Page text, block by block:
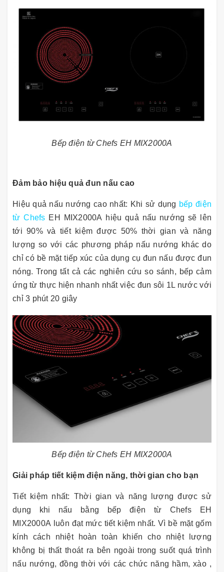
Bếp điện từ Chefs EH MIX2000A
Đảm bảo hiệu quả đun nấu cao
Hiệu quả nấu nướng cao nhất: Khi sử dụng bếp điện
từ Chefs EH MIX2000A hiệu quả nấu nướng sẽ lên
tới 90% và tiết kiệm được 50% thời gian và năng
lượng so với các phương pháp nấu nướng khác do
chỉ có bề mặt tiếp xúc của dụng cụ đun nấu được đun
nóng. Trong tất cả các nghiên cứu so sánh, bếp cảm
ứng từ thực hiện nhanh nhất việc đun sôi 1L nước với
chỉ 3 phút 20 giây
Bếp điện từ Chefs EH MIX2000A
Giải pháp tiết kiệm điện năng, thời gian cho bạn
Tiết kiệm nhất: Thời gian và năng lượng được sử
dụng khi nấu bằng bếp điện từ Chefs EH
MIX2000A luôn đạt mức tiết kiệm nhất. Vì bề mặt gốm
kính cách nhiệt hoàn toàn khiến cho nhiệt lượng
không bị thất thoát ra bên ngoài trong suốt quá trình
nấu nướng, đồng thời với các chức năng hầm, xào ,